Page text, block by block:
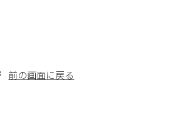
前の画面に戻る